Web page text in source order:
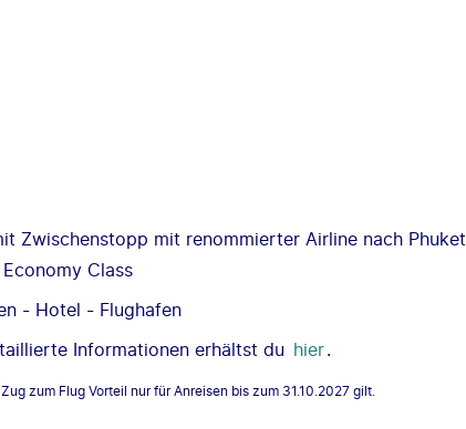
Zwischenstopp mit renommierter Airline nach Phuket
Class
- Hotel - Flughafen
Informationen erhältst du hier .
zum Flug Vorteil nur für Anreisen bis zum 31.10.2027 gilt.